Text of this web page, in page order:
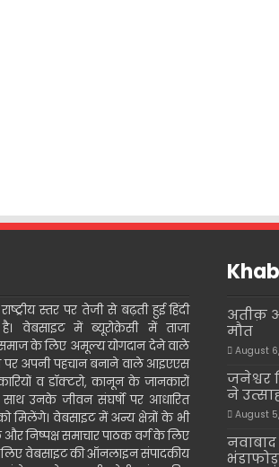
स्तर पर तेजी से बढ़ती हुई हिंदी
है। वेबसाइट में ब्यूरोक्रेसी में ताजा
के लिए अमूल्य योगदान देने वाले
पर अपनी पहचान बनाने वाले आइएएस
व डॉक्टरो, कानून के जानकारों
उनके जीवन संघर्षो पर आधारित
मिलेंगे। वेबसाइट में अन्य क्षेत्रों के भी
और निष्पक्ष समाचार पाठक वर्ग के लिए
वेबसाइट की ऑनलाइन संपादकीय
अतीक़
मौत
August
जनेश्वर
ने
August